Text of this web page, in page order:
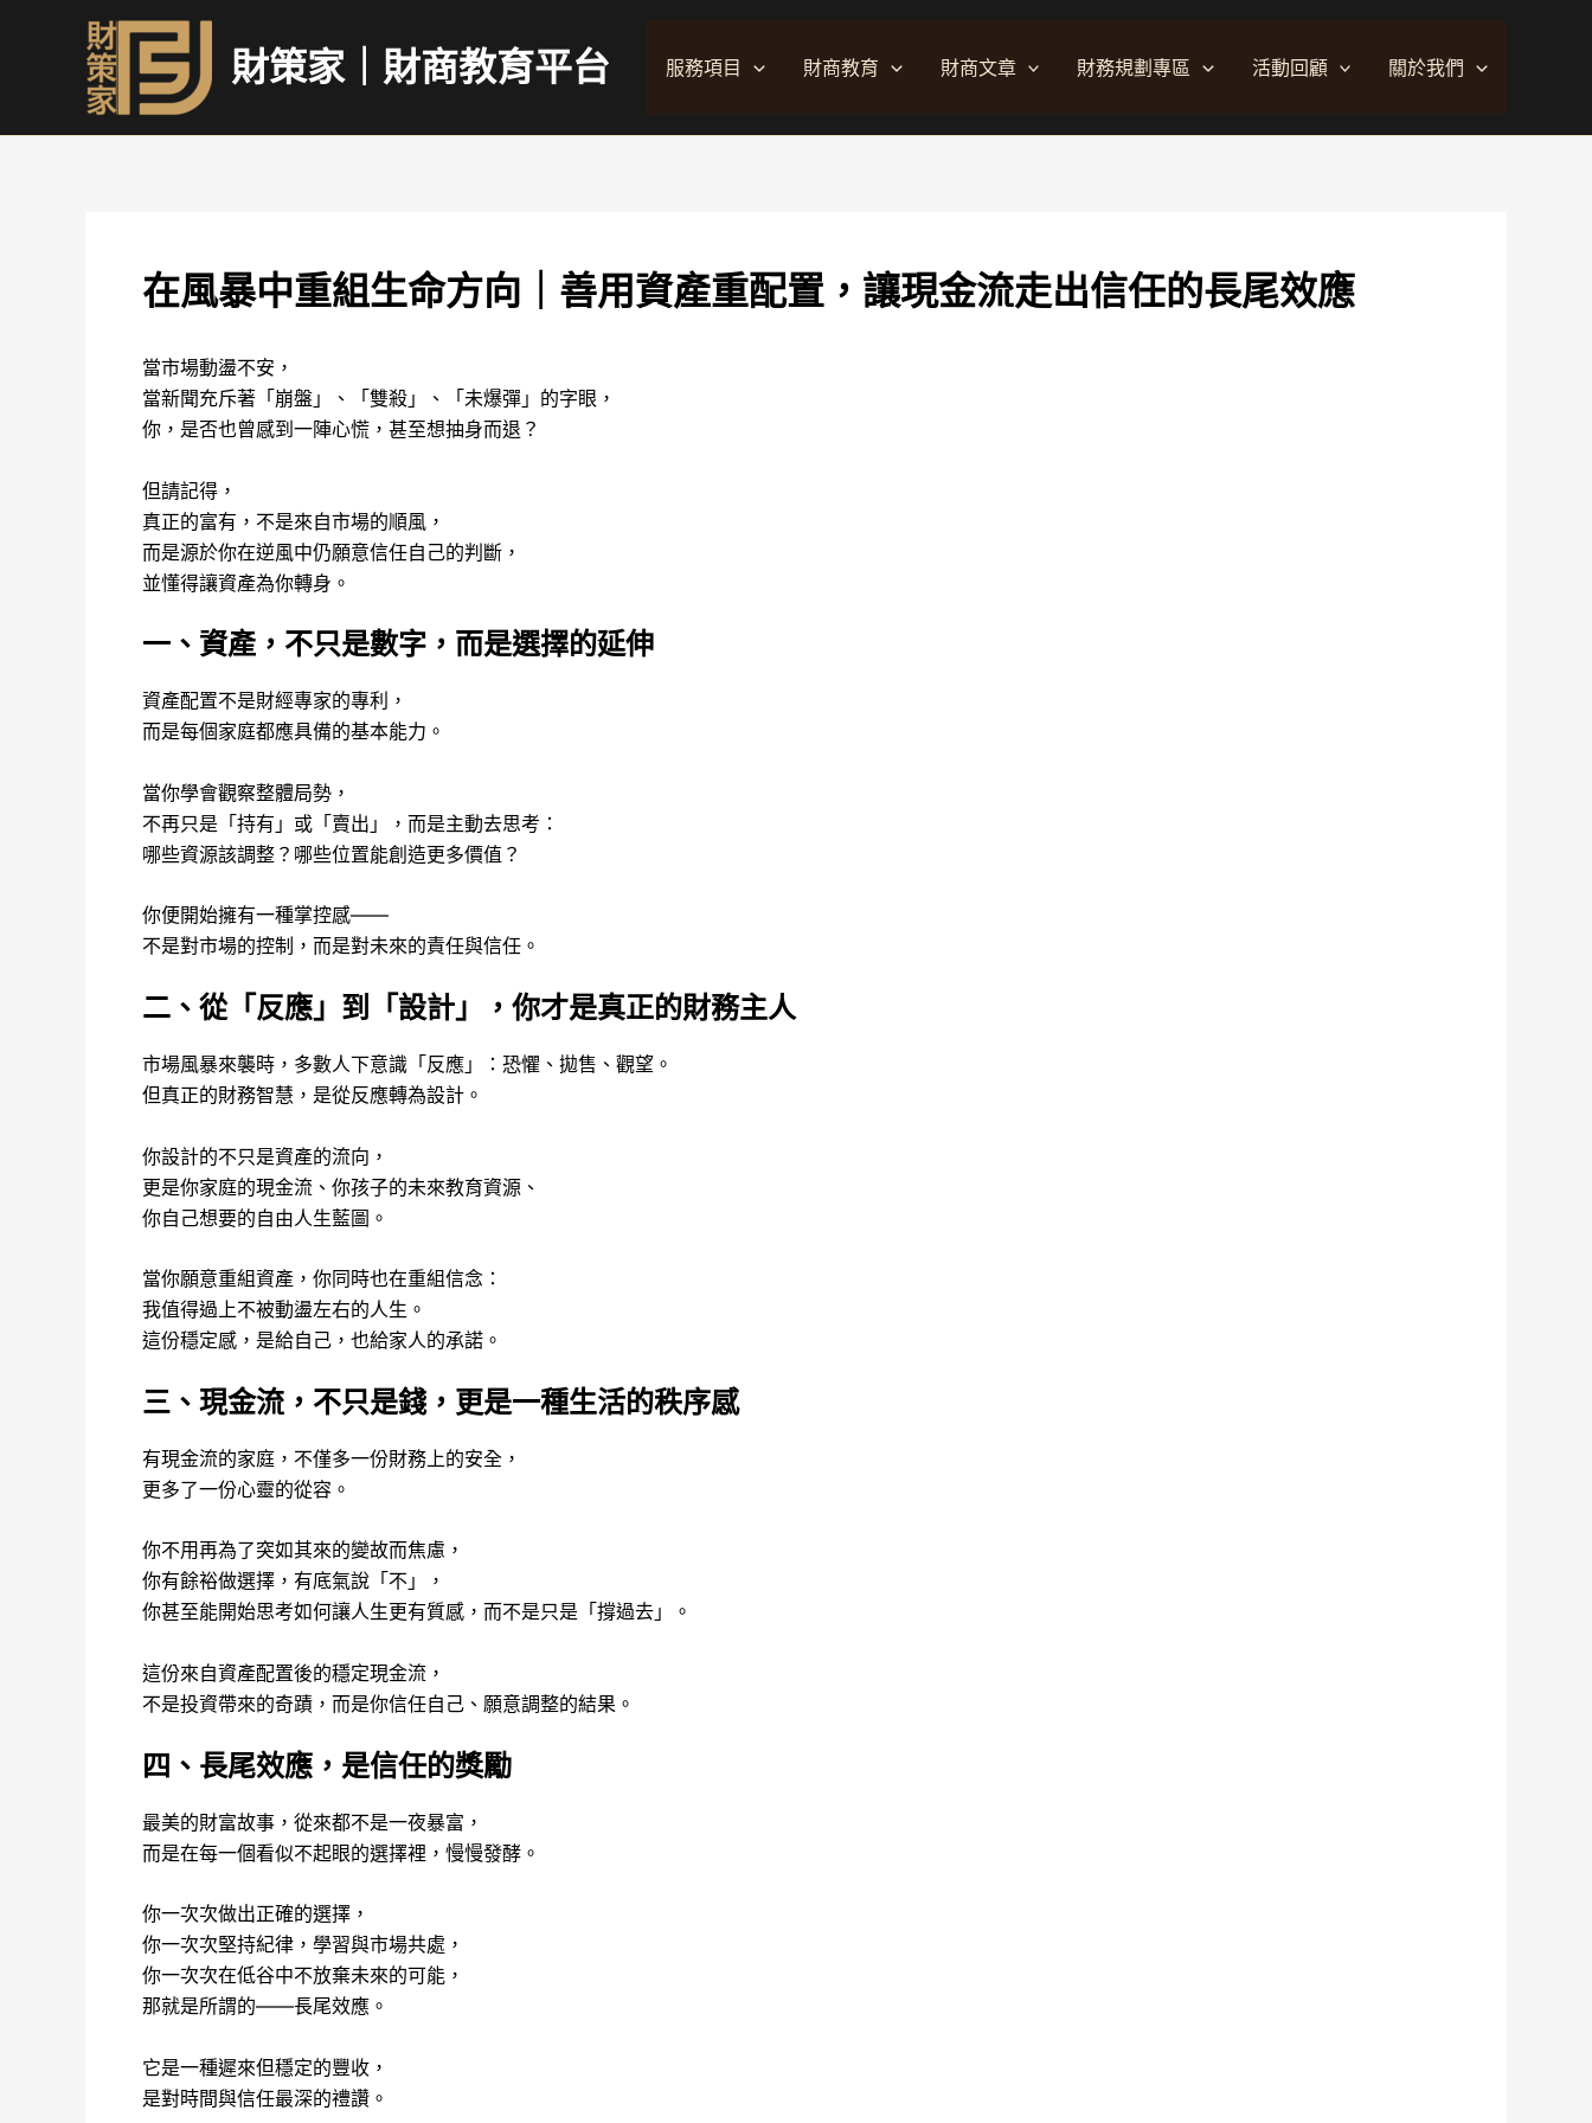
內
財策家｜財商教育平台 服務項目 財商教育 財商文章 財務規劃專區 活動回顧 關於我們
在風暴中重組生命方向｜善用資產重配置，讓現金流走出信任的長尾效應
當市場動盪不安，
當新聞充斥著「崩盤」、「雙殺」、「未爆彈」的字眼，
你，是否也曾感到一陣心慌，甚至想抽身而退？
但請記得，
真正的富有，不是來自市場的順風，
而是源於你在逆風中仍願意信任自己的判斷，
並懂得讓資產為你轉身。
一、資產，不只是數字，而是選擇的延伸
資產配置不是財經專家的專利，
而是每個家庭都應具備的基本能力。
當你學會觀察整體局勢，
不再只是「持有」或「賣出」，而是主動去思考：
哪些資源該調整？哪些位置能創造更多價值？
你便開始擁有一種掌控感——
不是對市場的控制，而是對未來的責任與信任。
二、從「反應」到「設計」，你才是真正的財務主人
市場風暴來襲時，多數人下意識「反應」：恐懼、拋售、觀望。
但真正的財務智慧，是從反應轉為設計。
你設計的不只是資產的流向，
更是你家庭的現金流、你孩子的未來教育資源、
你自己想要的自由人生藍圖。
當你願意重組資產，你同時也在重組信念：
我值得過上不被動盪左右的人生。
這份穩定感，是給自己，也給家人的承諾。
三、現金流，不只是錢，更是一種生活的秩序感
有現金流的家庭，不僅多一份財務上的安全，
更多了一份心靈的從容。
你不用再為了突如其來的變故而焦慮，
你有餘裕做選擇，有底氣說「不」，
你甚至能開始思考如何讓人生更有質感，而不是只是「撐過去」。
這份來自資產配置後的穩定現金流，
不是投資帶來的奇蹟，而是你信任自己、願意調整的結果。
四、長尾效應，是信任的獎勵
最美的財富故事，從來都不是一夜暴富，
而是在每一個看似不起眼的選擇裡，慢慢發酵。
你一次次做出正確的選擇，
你一次次堅持紀律，學習與市場共處，
你一次次在低谷中不放棄未來的可能，
那就是所謂的——長尾效應。
它是一種遲來但穩定的豐收，
是對時間與信任最深的禮讚。